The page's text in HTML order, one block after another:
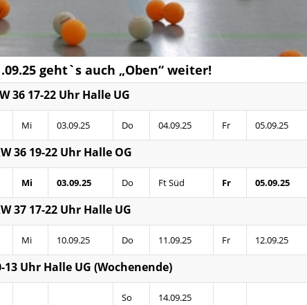
geht`s auch „Oben“ weiter!
36 17-22 Uhr Halle UG
Mi 03.09.25 Do 04.09.25 Fr 05.09.25
36 19-22 Uhr Halle OG
Mi 03.09.25 Do Ft Süd Fr 05.09.25
37 17-22 Uhr Halle UG
Mi 10.09.25 Do 11.09.25 Fr 12.09.25
13 Uhr Halle UG (Wochenende)
So 14.09.25